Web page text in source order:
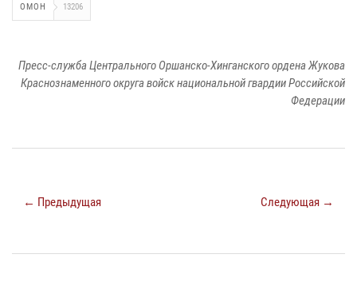
ОМОН 13206
Пресс-служба Центрального Оршанско-Хинганского ордена Жукова
Краснознаменного округа войск национальной гвардии Российской
Федерации
← Предыдущая Следующая →